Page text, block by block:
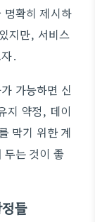
명확히 제시하
지만, 서비스
.
가능하면 신
지 약정, 데이
막기 위한 계
두는 것이 좋
들